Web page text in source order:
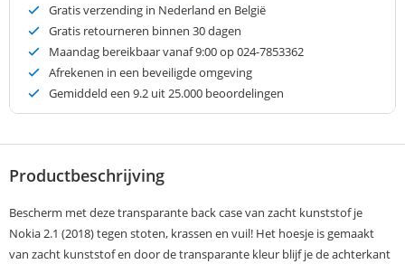
Gratis verzending in Nederland en België
Gratis retourneren binnen 30 dagen
Maandag bereikbaar vanaf 9:00 op 024-7853362
Afrekenen in een beveiligde omgeving
Gemiddeld een 9.2 uit 25.000 beoordelingen
Productbeschrijving
Bescherm met deze transparante back case van zacht kunststof je
Nokia 2.1 (2018) tegen stoten, krassen en vuil! Het hoesje is gemaakt
van zacht kunststof en door de transparante kleur blijf je de achterkant